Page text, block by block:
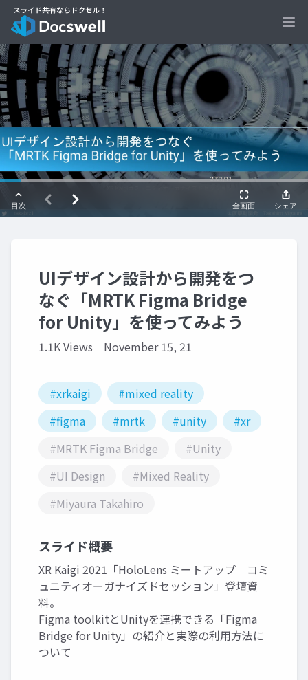
UIデザイン設計から開発をつ
なぐ「MRTK Figma Bridge
for Unity」を使ってみよう
1.1K Views November 15, 21
#xrkaigi
#mixed reality
#figma
#mrtk #unity
#xr
#MRTK Figma Bridge
#Unity
#UI Design
#Mixed Reality
#Miyaura Takahiro
スライド概要
XR Kaigi 2021「HoloLens ミートアップ コミ
ュニティオーガナイズドセッション」登壇資
料。
Figma toolkitとUnityを連携できる「Figma
Bridge for Unity」の紹介と実際の利用方法に
ついて